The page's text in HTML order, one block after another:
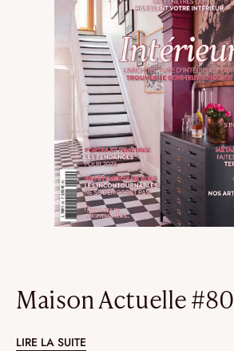
Maison Actuelle #80
LIRE LA SUITE